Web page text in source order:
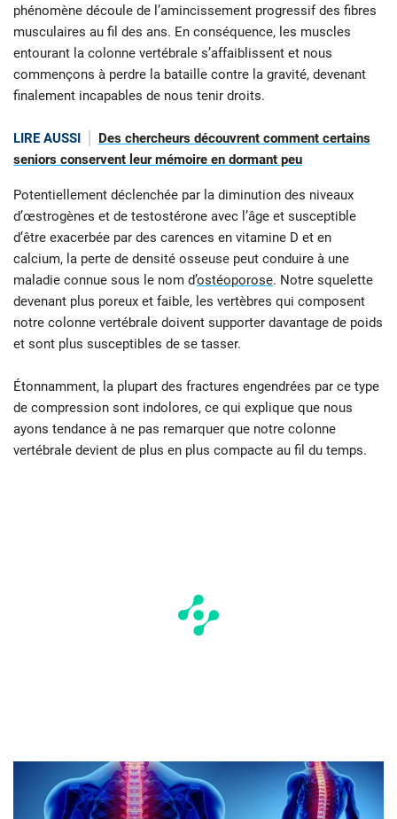
phénomène découle de l’amincissement progressif des fibres
musculaires au fil des ans. En conséquence, les muscles
entourant la colonne vertébrale s’affaiblissent et nous
commençons à perdre la bataille contre la gravité, devenant
finalement incapables de nous tenir droits.
LIRE AUSSI
Des chercheurs découvrent comment certains
seniors conservent leur mémoire en dormant peu
Potentiellement déclenchée par la diminution des niveaux
d’œstrogènes et de testostérone avec l’âge et susceptible
d’être exacerbée par des carences en vitamine D et en
calcium, la perte de densité osseuse peut conduire à une
maladie connue sous le nom d’ostéoporose. Notre squelette
devenant plus poreux et faible, les vertèbres qui composent
notre colonne vertébrale doivent supporter davantage de poids
et sont plus susceptibles de se tasser.
Étonnamment, la plupart des fractures engendrées par ce type
de compression sont indolores, ce qui explique que nous
ayons tendance à ne pas remarquer que notre colonne
vertébrale devient de plus en plus compacte au fil du temps.